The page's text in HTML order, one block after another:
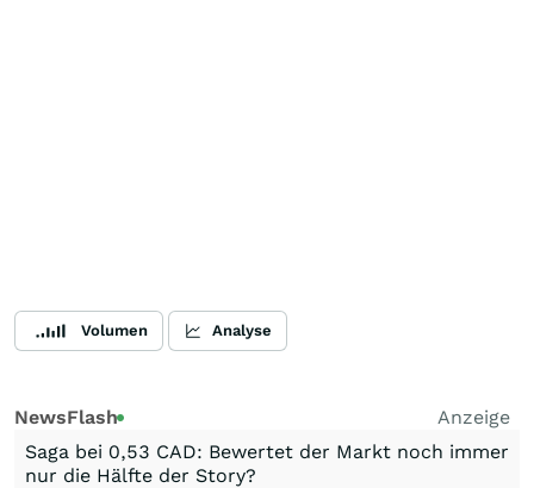
Volumen Analyse
NewsFlash
Anzeige
Saga bei 0,53 CAD: Bewertet der Markt noch immer
nur die Hälfte der Story?